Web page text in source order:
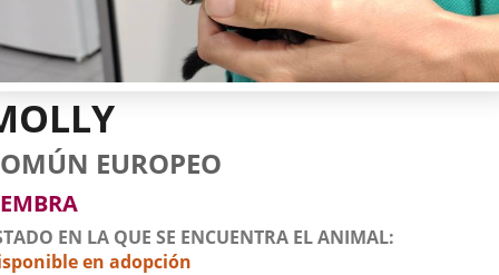
EUROPEO
EN LA QUE SE ENCUENTRA EL ANIMAL
en adopción